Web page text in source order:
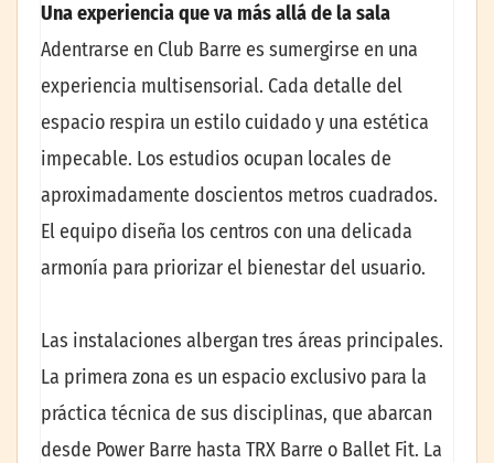
Una experiencia que va más allá de la sala
Adentrarse en Club Barre es sumergirse en una
experiencia multisensorial. Cada detalle del
espacio respira un estilo cuidado y una estética
impecable. Los estudios ocupan locales de
aproximadamente doscientos metros cuadrados.
El equipo diseña los centros con una delicada
armonía para priorizar el bienestar del usuario.
Las instalaciones albergan tres áreas principales.
La primera zona es un espacio exclusivo para la
práctica técnica de sus disciplinas, que abarcan
desde Power Barre hasta TRX Barre o Ballet Fit. La